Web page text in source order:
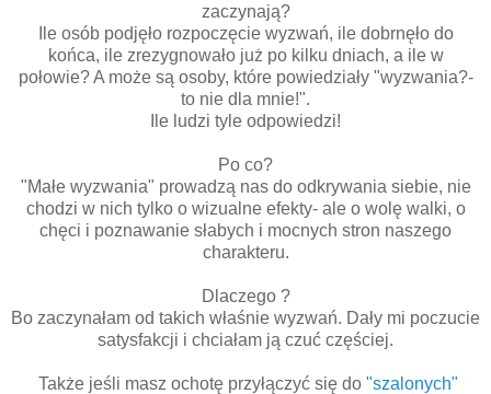
zaczynają?
Ile osób podjęło rozpoczęcie wyzwań, ile dobrnęło do
końca, ile zrezygnowało już po kilku dniach, a ile w
połowie? A może są osoby, które powiedziały "wyzwania?-
to nie dla mnie!".
Ile ludzi tyle odpowiedzi!
Po co?
"Małe wyzwania" prowadzą nas do odkrywania siebie, nie
chodzi w nich tylko o wizualne efekty- ale o wolę walki, o
chęci i poznawanie słabych i mocnych stron naszego
charakteru.
Dlaczego ?
Bo zaczynałam od takich właśnie wyzwań. Dały mi poczucie
satysfakcji i chciałam ją czuć częściej.
Także jeśli masz ochotę przyłączyć się do "szalonych"